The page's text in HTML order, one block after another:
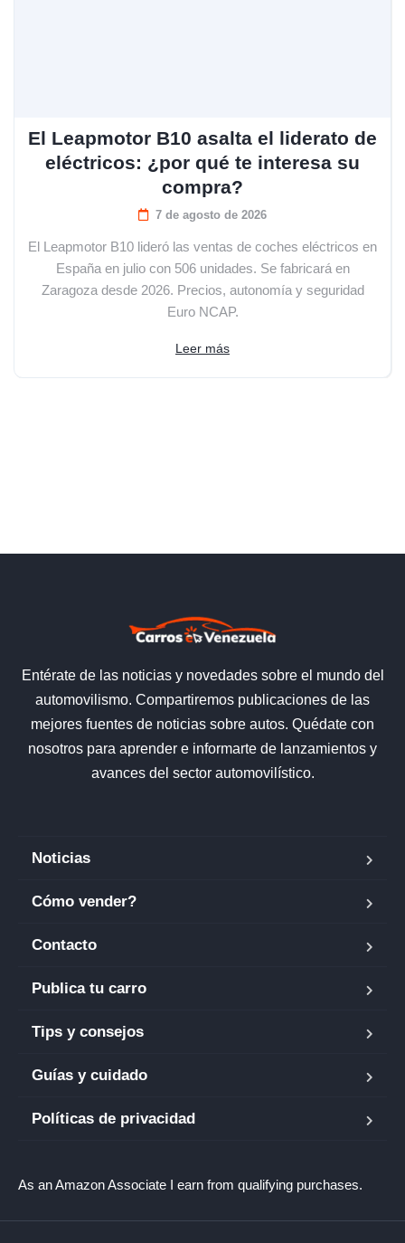
El Leapmotor B10 asalta el liderato de
eléctricos: ¿por qué te interesa su
compra?
7 de agosto de 2026
El Leapmotor B10 lideró las ventas de coches eléctricos en
España en julio con 506 unidades. Se fabricará en
Zaragoza desde 2026. Precios, autonomía y seguridad
Euro NCAP.
Leer más
Entérate de las noticias y novedades sobre el mundo del
automovilismo. Compartiremos publicaciones de las
mejores fuentes de noticias sobre autos. Quédate con
nosotros para aprender e informarte de lanzamientos y
avances del sector automovilístico.
Noticias
Cómo vender?
Contacto
Publica tu carro
Tips y consejos
Guías y cuidado
Políticas de privacidad
As an Amazon Associate I earn from qualifying purchases.